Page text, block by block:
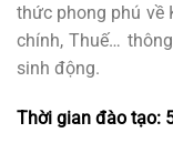
thức phong phú về
chính, Thuế…
sinh động.
Thời gian đào tạo: